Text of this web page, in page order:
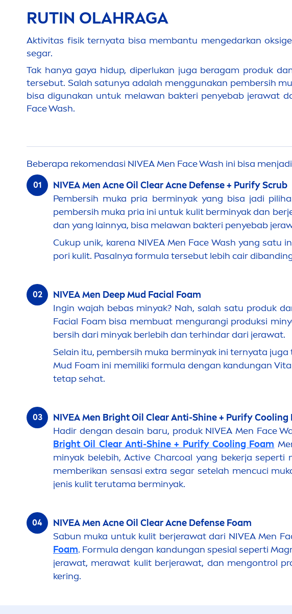
RUTIN OLAHRAGA
Aktivitas fisik ternyata bisa membantu mengedarkan
segar.
Tak hanya gaya hidup, diperlukan juga beragam produk
tersebut. Salah satunya adalah menggunakan pembersih
bisa digunakan untuk melawan bakteri penyebab jerawat
Face Wash.
Beberapa rekomendasi NIVEAMen Face Wash ini bisa men
NIVEAMen Acne Oil Clear Acne Defense + Purify Scrub
Pembersih muka pria berminyak yang bisa jadi
pembersih muka pria ini untuk kulit berminyak dan
dan yang lainnya, bisa melawan bakteri penyebab
Cukup unik, karena NIVEA Men Face Wash yang satu
pori kulit. Pasalnya formula tersebut lebih cair
NIVEAMen DeepMud Facial Foam
Ingin wajah bebas minyak? Nah, salah satu produk
Facial Foam bisa membuat mengurangi produksi
bersih dari minyak berlebih dan terhindar dari jerawat.
Selain itu, pembersih muka berminyak ini ternyata
Mud Foam ini memiliki formula dengan kandungan
tetap sehat.
NIVEAMen Bright Oil Clear Anti-Shine+ PurifyCooling
Hadir dengan desain baru, produk NIVEA Men Face
Bright Oil Clear Anti-Shine + PurifyCooling Foam
minyak belebih,Active Charcoal yang bekerja seperti
memberikan sensasi extra segar setelah mencuci
jenis kulit terutama berminyak.
NIVEAMen Acne Oil Clear Acne Defense Foam
Sabun muka untuk kulit berjerawat dari NIVEA Men
Foam. Formula dengan kandungan spesial seperti
jerawat, merawat kulit berjerawat, dan mengontrol
kering.